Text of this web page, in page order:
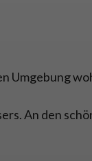
Umgebung
An den